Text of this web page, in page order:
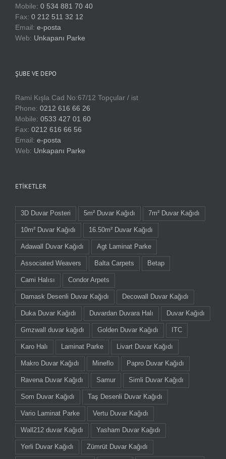
Mobile: 0 534 881 70 40
Fax: 0 212 511 32 12
Email: e-posta
Web: Unkapanı Parke
ŞUBE VE DEPO
Rami Kışla Cad No:67/12 Topçular / ist
Phone: 0212 616 66 26
Mobile: 0533 427 01 60
Fax: 0212 616 66 56
Email: e-posta
Web: Unkapanı Parke
ETIKETLER
3D Duvar Posteri 5m² Duvar Kağıdı 7m² Duvar Kağıdı
10m² Duvar Kağıdı 16.50m² Duvar Kağıdı
Adawall Duvar Kağıdı Agt Laminat Parke
Associated Weavers Balta Carpets Betap
Cami Halısı Condor Arpets
Damask Desenli Duvar Kağıdı Decowall Duvar Kağıdı
Duka Duvar Kağıdı Duvardan Duvara Halı Duvar Kağıdı
Gmzwall duvar kağıdı Golden Duvar Kağıdı ITC
Karo Halı Laminat Parke Livart Duvar Kağıdı
Makro Duvar Kağıdı Mineflo Papro Duvar Kağıdı
Ravena Duvar Kağıdı Samur Simli Duvar Kağıdı
Som Duvar Kağıdı Taş Desenli Duvar Kağıdı
Vario Laminat Parke Vertu Duvar Kağıdı
Wall212 duvar Kağıdı Yasham Duvar Kağıdı
Yerli Duvar Kağıdı Zümrüt Duvar Kağıdı